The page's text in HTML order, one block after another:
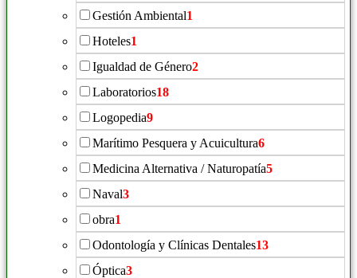
Gestión Ambiental1
Hoteles1
Igualdad de Género2
Laboratorios18
Logopedia9
Marítimo Pesquera y Acuicultura6
Medicina Alternativa / Naturopatía5
Naval3
obra1
Odontología y Clínicas Dentales13
Óptica3